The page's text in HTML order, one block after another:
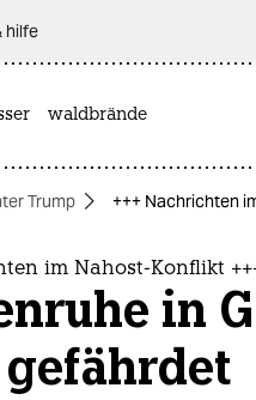
hilfe
waldbrände
Trump +++ Nachrichten
im Nahost-Konflikt
in